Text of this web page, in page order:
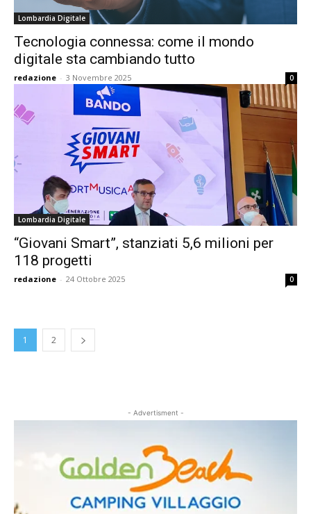
Lombardia Digitale
Tecnologia connessa: come il mondo
digitale sta cambiando tutto
redazione - 3 Novembre 2025 0
Lombardia Digitale
“Giovani Smart”, stanziati 5,6 milioni per
118 progetti
redazione - 24 Ottobre 2025 0
1 2
- Advertisment -